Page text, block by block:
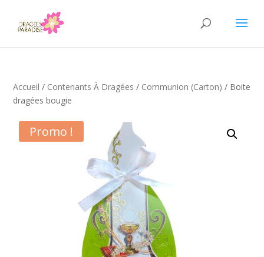
Accueil / Contenants À Dragées / Communion (carton) / Boite
dragées bougie
Promo !